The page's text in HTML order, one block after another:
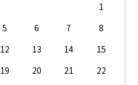
1
5 6 7
8
12 13 14
15
19 20 21
22